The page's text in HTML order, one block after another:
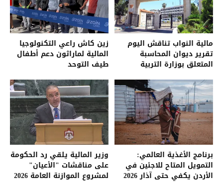
مالية النواب تناقش اليوم
تقرير ديوان المحاسبة
المتعلق بوزارة التربية
زين كاش راعي التكنولوجيا
المالية لماراثون دعم أطفال
طيف التوحد
برنامج الأغذية العالمي:
التمويل المتاح للاجئين في
الأردن يكفي حتى آذار 2026
وزير المالية يلقي رد الحكومة
على مناقشات "الأعيان"
لمشروع الموازنة العامة 2026